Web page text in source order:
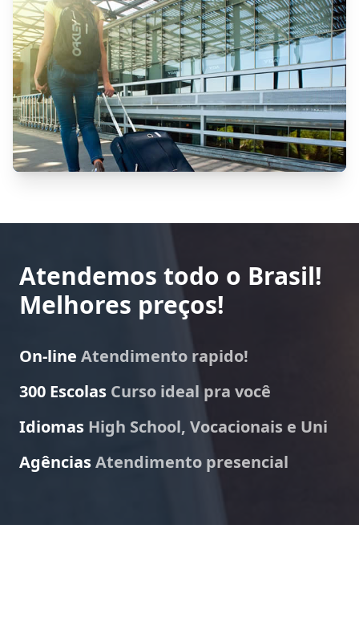
Atendemos todo o Brasil!
Melhores preços!
On-line Atendimento rapido!
300 Escolas Curso ideal pra você
Idiomas High School, Vocacionais e Uni
AgênciasAtendimento presencial